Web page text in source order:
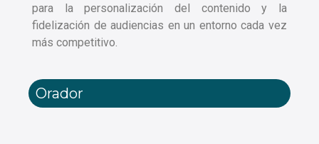
para la personalización del contenido y la
fidelización de audiencias en un entorno cada vez
más competitivo.
Orador